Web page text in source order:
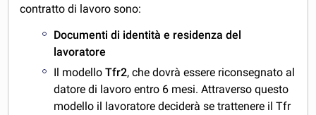
contratto di lavoro sono:
Documenti di identità e residenza del
lavoratore
Il modelloTfr2, che dovrà essere riconsegnato al
datore di lavoro entro 6 mesi. Attraverso questo
modello il lavoratore deciderà se trattenere il Tfr